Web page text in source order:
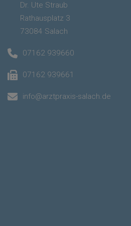
Dr. Ute Straub
Rathausplatz 3
73084 Salach
07162 939660
07162 939661
info@arztpraxis-salach.de